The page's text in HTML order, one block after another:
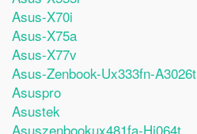
Asus-X70i
Asus-X75a
Asus-X77v
Asus-Zenbook-Ux333fn-A3026t
Asuspro
Asustek
Asuszenbookux481fa-Hj064t